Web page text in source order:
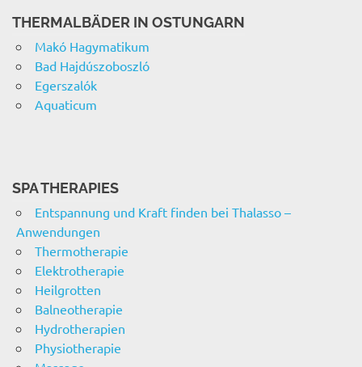
THERMALBÄDER IN OSTUNGARN
Makó Hagymatikum
Bad Hajdúszoboszló
Egerszalók
Aquaticum
SPA THERAPIES
Entspannung und Kraft finden bei Thalasso –
Anwendungen
Thermotherapie
Elektrotherapie
Heilgrotten
Balneotherapie
Hydrotherapien
Physiotherapie